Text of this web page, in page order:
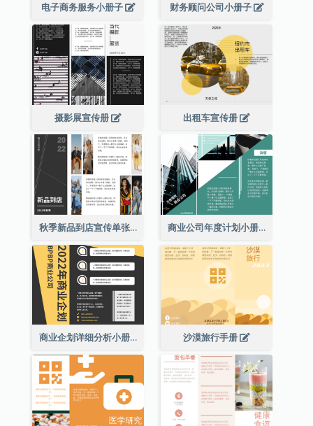
电子商务服务小册子 财务顾问公司小册子
摄影展宣传册 出租车宣传册
秋季新品到店宣传单张(附图) 商业公司年度计划小册子
商业企划详细分析小册子 沙漠旅行手册